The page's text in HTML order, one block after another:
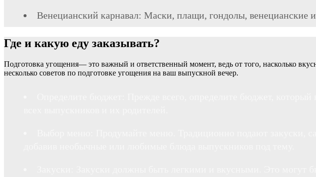
Венецианский карнавал: Маски, плащи, гондолы, венецианские
Где и какую еду заказывать?
Подготовка угощения— это важный и ответственный момент, ведь от того, насколько
несколько советов по подготовке угощения на ваш выпускной вечер.